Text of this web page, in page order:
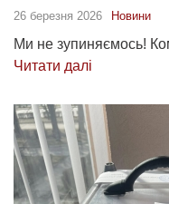
26 березня 2026 Новини
Ми не зупиняємось!
Читати далі